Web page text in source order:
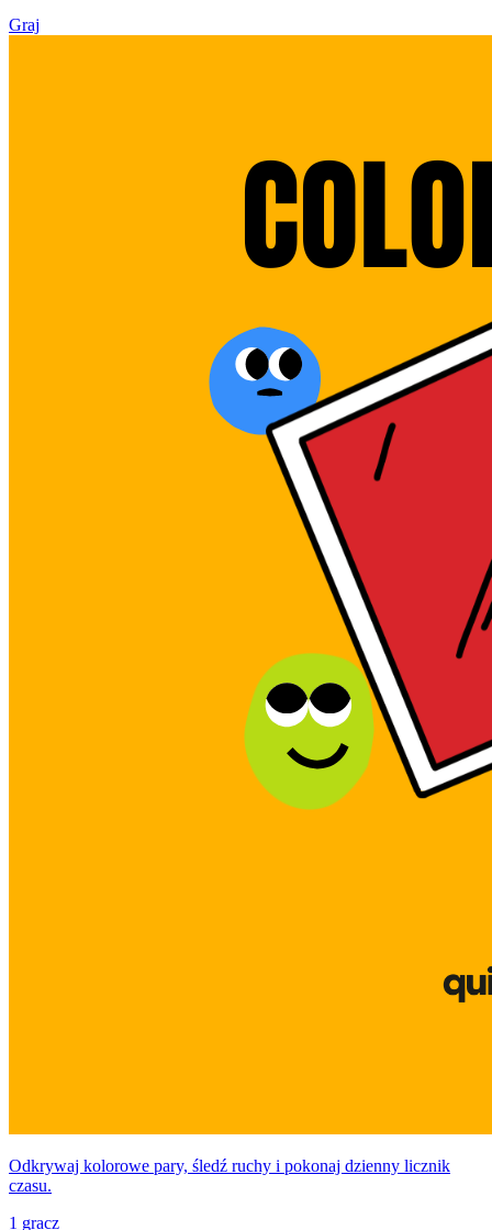
Graj
Odkrywaj kolorowe pary, śledź ruchy i pokonaj dzienny licznik
czasu.
1 gracz